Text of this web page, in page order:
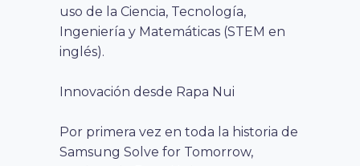
uso de la Ciencia, Tecnología,
Ingeniería y Matemáticas (STEM en
inglés).
Innovación desde Rapa Nui
Por primera vez en toda la historia de
Samsung Solve for Tomorrow,